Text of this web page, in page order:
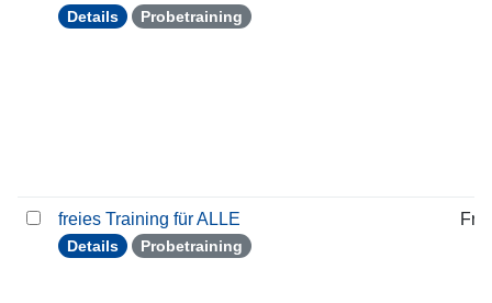
Details Probetraining
freies Training für ALLE
Details Probetraining